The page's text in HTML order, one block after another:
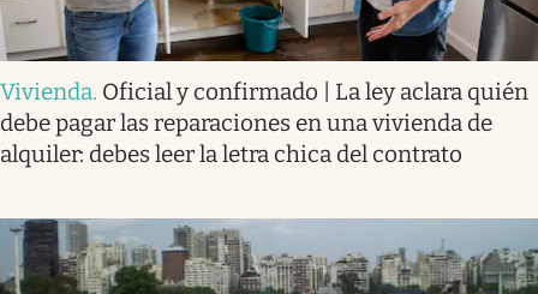
Vivienda. Oficial y confirmado | La ley aclara quién
debe pagar las reparaciones en una vivienda de
alquiler: debes leer la letra chica del contrato